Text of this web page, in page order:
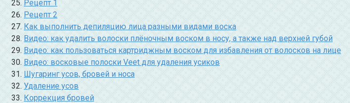
Рецепт 1
Рецепт 2
Как выполнить депиляцию лица разными видами воска
Видео: как удалить волоски плёночным воском в носу, а также над верхней губой
Видео: как пользоваться картриджным воском для избавления от волосков на лице
Видео: восковые полоски Veet для удаления усиков
Шугаринг усов, бровей и носа
Удаление усов
Коррекция бровей